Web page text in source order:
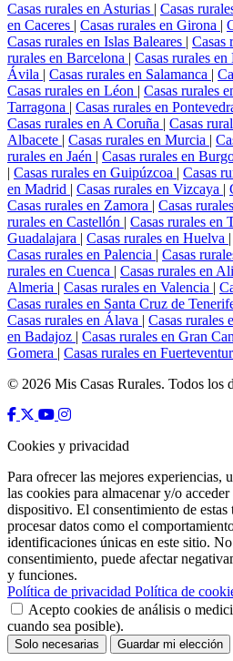
Casas rurales en Asturias | Casas
en Caceres | Casas rurales en Girona |
Casas rurales en Islas Baleares | Casas
rurales en Barcelona | Casas rurales en
Ávila | Casas rurales en Salamanca |
Casas rurales en Léon | Casas rurales
Tarragona | Casas rurales en
Casas rurales en A Coruña | Casas
Albacete | Casas rurales en Murcia |
rurales en Jaén | Casas rurales en
| Casas rurales en Guipúzcoa | Casas
en Madrid | Casas rurales en Vizcaya |
Casas rurales en Zamora | Casas
rurales en Castellón | Casas rurales en
Guadalajara | Casas rurales en Huelva |
Casas rurales en Palencia | Casas
rurales en Cuenca | Casas rurales en
Almeria | Casas rurales en Valencia |
Casas rurales en Santa Cruz de
Casas rurales en Álava | Casas rurales
en Badajoz | Casas rurales en Gran
Gomera | Casas rurales en
© 2026 Mis Casas Rurales. Todos los
Cookies y privacidad
Para ofrecer las mejores experiencias,
las cookies para almacenar y/o
dispositivo. El consentimiento de
procesar datos como el
identificaciones únicas en este sitio.
consentimiento, puede afectar
y funciones.
Política de privacidad Política de
Acepto cookies de análisis o
cuando sea posible).
Solo necesarias Guardar mi elección